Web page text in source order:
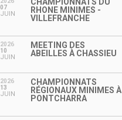
07
JUIN
RHONE MINIMES -
VILLEFRANCHE
2026
10
JUIN
MEETING DES
ABEILLES À CHASSIEU
2026
13
JUIN
CHAMPIONNATS
RÉGIONAUX MINIMES À
PONTCHARRA